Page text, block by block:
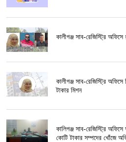
কালীগঞ্জ সাব-রেজিস্ট্রি
কালীগঞ্জ সাব-রেজিস্ট্রি
টাকার মিশন
কালিগঞ্জ সাব-রেজিস্ট্রি
কোটি টাকার সম্পদের খোঁজে